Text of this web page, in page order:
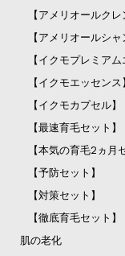
【アメリオールク
【アメリオールシ
【イクモプレミアム
【イクモエッセンス
【イクモカプセル】
【最速育毛セット】
【本気の育毛2ヵ月
【予防セット】
【対策セット】
【徹底育毛セット】
肌の老化